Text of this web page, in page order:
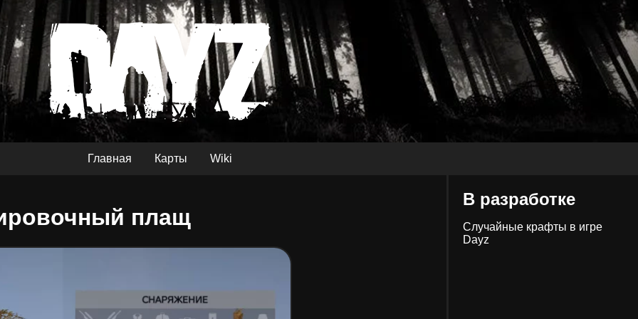
Главная Карты Wiki
плащ
В разработке
Случайные крафты в игре
Dayz